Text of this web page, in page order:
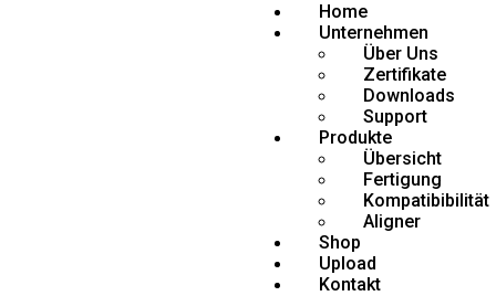
Home
Unternehmen
Über Uns
Zertifikate
Downloads
Support
Produkte
Übersicht
Fertigung
Kompatibibilität
Aligner
Shop
Upload
Kontakt